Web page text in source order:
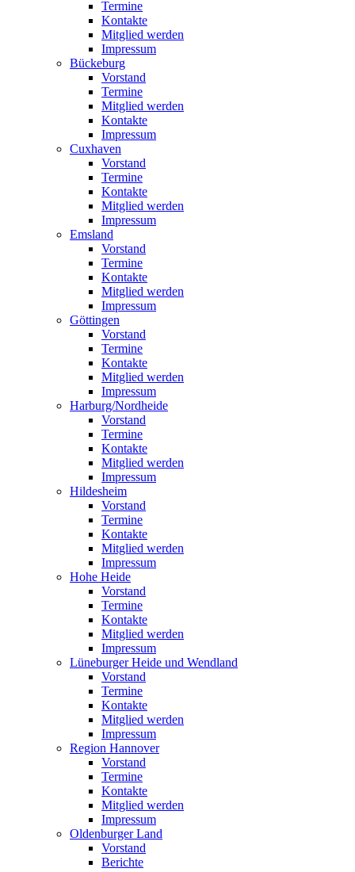
Termine
Kontakte
Mitglied werden
Impressum
Bückeburg
Vorstand
Termine
Mitglied werden
Kontakte
Impressum
Cuxhaven
Vorstand
Termine
Kontakte
Mitglied werden
Impressum
Emsland
Vorstand
Termine
Kontakte
Mitglied werden
Impressum
Göttingen
Vorstand
Termine
Kontakte
Mitglied werden
Impressum
Harburg/Nordheide
Vorstand
Termine
Kontakte
Mitglied werden
Impressum
Hildesheim
Vorstand
Termine
Kontakte
Mitglied werden
Impressum
Hohe Heide
Vorstand
Termine
Kontakte
Mitglied werden
Impressum
Lüneburger Heide und Wendland
Vorstand
Termine
Kontakte
Mitglied werden
Impressum
Region Hannover
Vorstand
Termine
Kontakte
Mitglied werden
Impressum
Oldenburger Land
Vorstand
Berichte